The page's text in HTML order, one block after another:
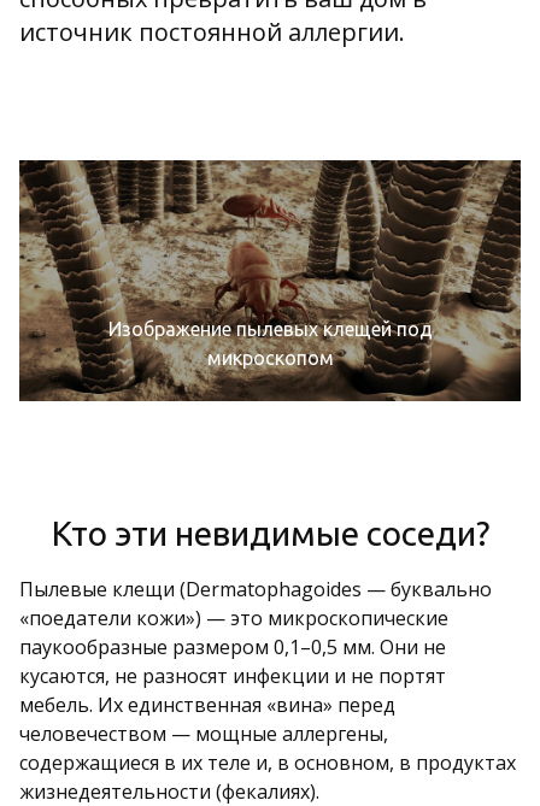
источник постоянной аллергии.
Изображение пылевых клещей под
микроскопом
Кто эти невидимые соседи?
Пылевые клещи (Dermatophagoides — буквально
«поедатели кожи») — это микроскопические
паукообразные размером 0,1–0,5 мм. Они не
кусаются, не разносят инфекции и не портят
мебель. Их единственная «вина» перед
человечеством — мощные аллергены,
содержащиеся в их теле и, в основном, в продуктах
жизнедеятельности (фекалиях).